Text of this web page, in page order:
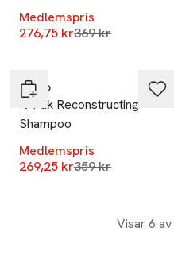
Medlemspris
276,75 krLägsta pris 30
369 kr
Joico
K-Pak Reconstructing
Shampoo
Medlemspris
269,25 krLägsta pris 30
359 kr
Visar 6